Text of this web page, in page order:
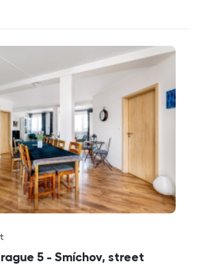
5 - Smíchov, street